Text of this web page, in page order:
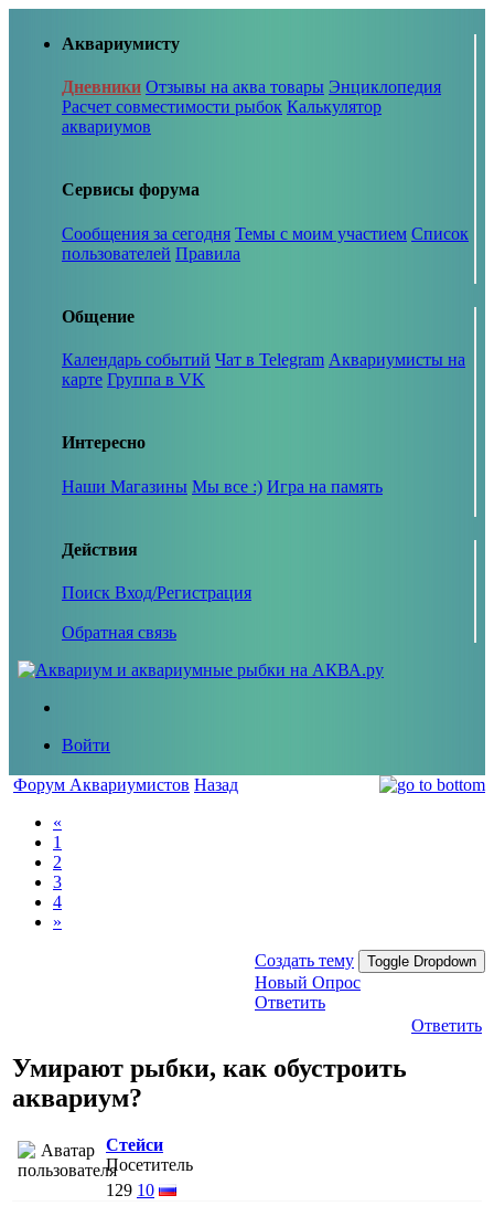
Аквариумисту
Дневники Отзывы на аква товары Энциклопедия
Расчет совместимости рыбок Калькулятор
аквариумов
Сервисы форума
Сообщения за сегодня Темы с моим участием Список
пользователей Правила
Общение
Календарь событий Чат в Telegram Аквариумисты на
карте Группа в VK
Интересно
Наши Магазины Мы все :) Игра на память
Действия
Поиск Вход/Регистрация
Обратная связь
Войти
Форум Аквариумистов Назад
«
1
2
3
4
»
Создать тему Toggle Dropdown
Новый Опрос
Ответить
Ответить
Умирают рыбки, как обустроить
аквариум?
Стейси
Посетитель
129 10